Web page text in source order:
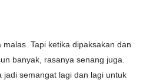
Tapi ketika dipaksakan dan
banyak, rasanya senang juga.
jadi semangat lagi dan lagi untuk